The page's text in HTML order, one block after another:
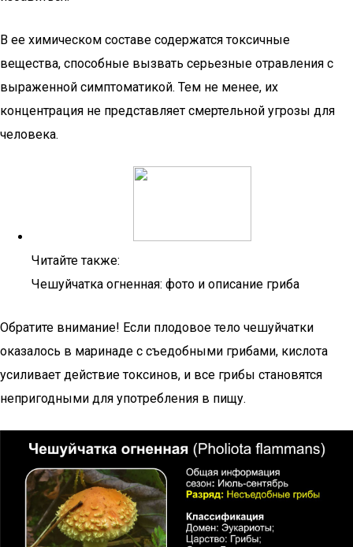
В ее химическом составе содержатся токсичные
вещества, способные вызвать серьезные отравления с
выраженной симптоматикой. Тем не менее, их
концентрация не представляет смертельной угрозы для
человека.
Читайте также:
Чешуйчатка огненная: фото и описание гриба
Обратите внимание! Если плодовое тело чешуйчатки
оказалось в маринаде с съедобными грибами, кислота
усиливает действие токсинов, и все грибы становятся
непригодными для употребления в пищу.